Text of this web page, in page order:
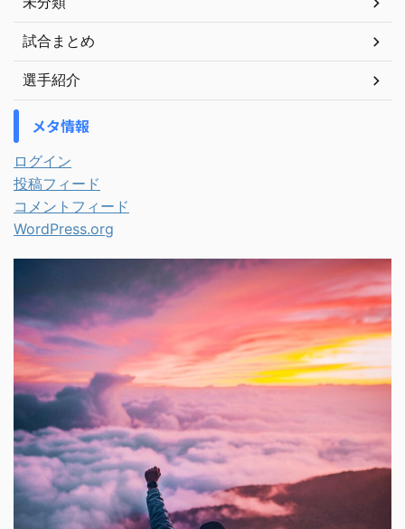
試合まとめ
選手紹介
メタ情報
ログイン
投稿フィード
コメントフィード
WordPress.org